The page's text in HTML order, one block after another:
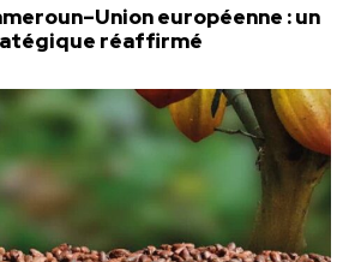
européenne : un
réaffirmé